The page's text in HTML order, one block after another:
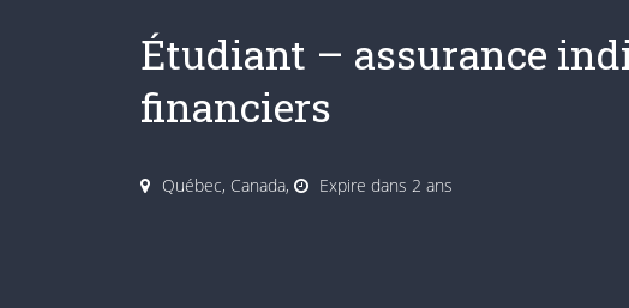
Étudiant – assurance
financiers
Québec, Canada, Expire dans 2 ans